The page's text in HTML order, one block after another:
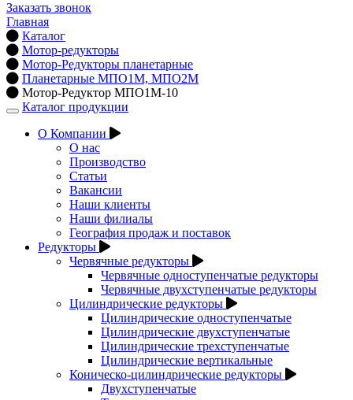
Заказать звонок
Главная
Каталог
Мотор-редукторы
Мотор-Редукторы планетарные
Планетарные МПО1М, МПО2М
Мотор-Редуктор МПО1М-10
Открыть
навигацию
Каталог продукции
О Компании
О нас
Производство
Статьи
Вакансии
Наши клиенты
Наши филиалы
География продаж и поставок
Редукторы
Червячные редукторы
Червячные одноступенчатые редукторы
Червячные двухступенчатые редукторы
Цилиндрические редукторы
Цилиндрические одноступенчатые
Цилиндрические двухступенчатые
Цилиндрические трехступенчатые
Цилиндрические вертикальные
Коническо-цилиндрические редукторы
Двухступенчатые